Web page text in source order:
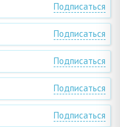
Подписаться
Подписаться
Подписаться
Подписаться
Подписаться